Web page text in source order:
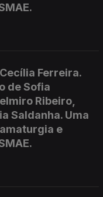
Ferreira.
de Sofia
Ribeiro,
Saldanha. Uma
e